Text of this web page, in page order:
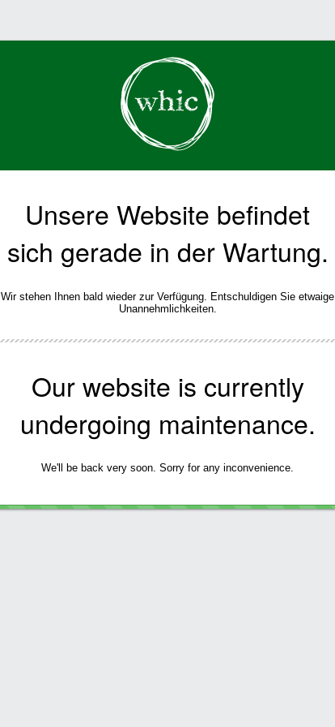
Unsere Website befindet
sich gerade in der Wartung.
Wir stehen Ihnen bald wieder zur Verfügung. Entschuldigen Sie etwaige
Unannehmlichkeiten.
Our website is currently
undergoing maintenance.
We'll be back very soon. Sorry for any inconvenience.